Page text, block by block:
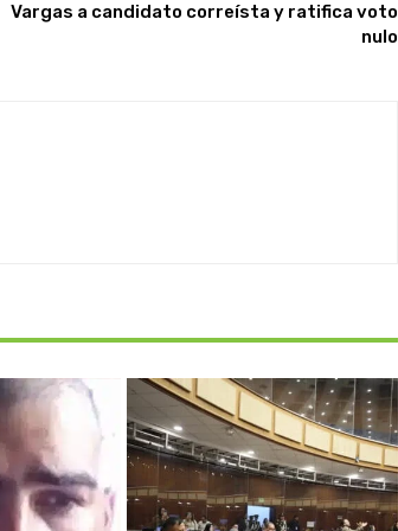
Vargas a candidato correísta y ratifica voto
nulo